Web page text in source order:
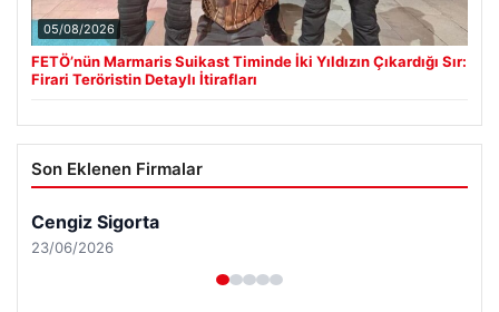
05/08/2026
FETÖ’nün Marmaris Suikast Timinde İki Yıldızın Çıkardığı Sır:
Firari Teröristin Detaylı İtirafları
Son Eklenen Firmalar